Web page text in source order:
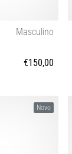
Masculino
€150,00
Novo